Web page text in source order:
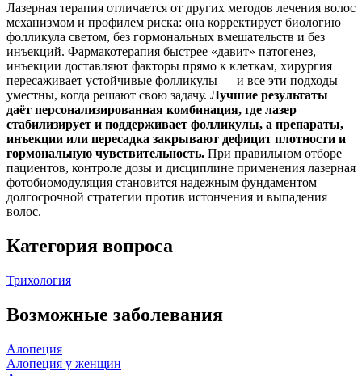
Лазерная терапия отличается от других методов лечения волос
механизмом и профилем риска: она корректирует биологию
фолликула светом, без гормональных вмешательств и без
инъекций. Фармакотерапия быстрее «давит» патогенез,
инъекции доставляют факторы прямо к клеткам, хирургия
пересаживает устойчивые фолликулы — и все эти подходы
уместны, когда решают свою задачу. Лучшие результаты
даёт персонализированная комбинация, где лазер
стабилизирует и поддерживает фолликулы, а препараты,
инъекции или пересадка закрывают дефицит плотности и
гормональную чувствительность. При правильном отборе
пациентов, контроле дозы и дисциплине применения лазерная
фотобиомодуляция становится надежным фундаментом
долгосрочной стратегии против истончения и выпадения
волос.
Категория вопроса
Трихология
Возможные заболевания
Алопеция
Алопеция у женщин